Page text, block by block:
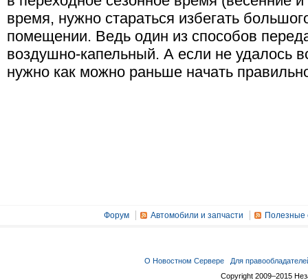
время, нужно стараться избегать
помещении. Ведь один из способов
воздушно-капельный. А если не удалось
нужно как можно раньше начать
Форум Автомобили и запчасти Полезные
О Новостном Сервере
Для
Copyright 2009–2015